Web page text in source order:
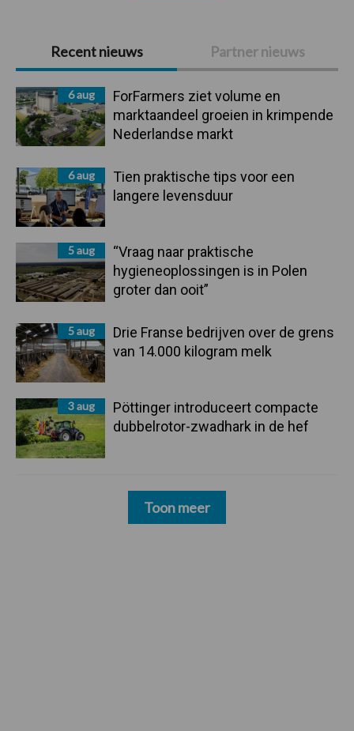
Primaire
Sidebar
Recent nieuws Partner nieuws
6 aug
ForFarmers ziet volume en
marktaandeel groeien in krimpende
Nederlandse markt
6 aug
Tien praktische tips voor een
langere levensduur
5 aug
“Vraag naar praktische
hygieneoplossingen is in Polen
groter dan ooit”
5 aug
Drie Franse bedrijven over de grens
van 14.000 kilogram melk
3 aug
Pöttinger introduceert compacte
dubbelrotor-zwadhark in de hef
Toon meer